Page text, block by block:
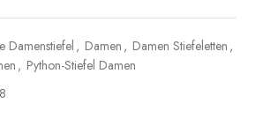
Damenstiefel , Damen , Damen Stiefeletten ,
, Python-Stiefel Damen